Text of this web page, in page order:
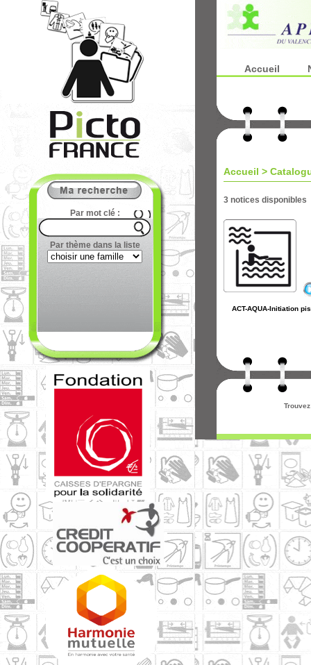
Par mot clé :
Par thème dans la liste
Accueil
Accueil >
3 notices disponibles
ACT-AQUA-Initiation